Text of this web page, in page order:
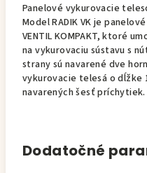
Panelové vykurovacie
Model RADIK VK je
VENTIL KOMPAKT, ktoré
na vykurovaciu sústavu s
strany sú navarené dve
vykurovacie telesá o dĺžke
navarených šesť príchytiek.
Dodatočné